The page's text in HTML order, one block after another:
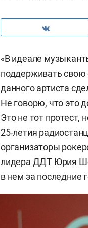
«В идеале
поддерживать свою
данного артиста
Не говорю, что это
Это не тот протест,
25-летия
организаторы
лидера ДДТ Юрия
в нем за последние